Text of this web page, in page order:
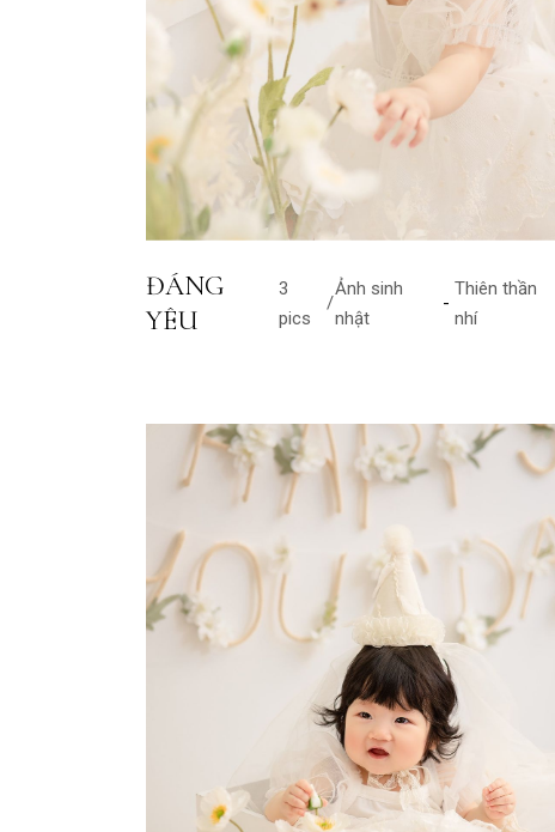
ĐÁNG
YÊU
3
pics
Ảnh sinh
nhật
Thiên thần
nhí